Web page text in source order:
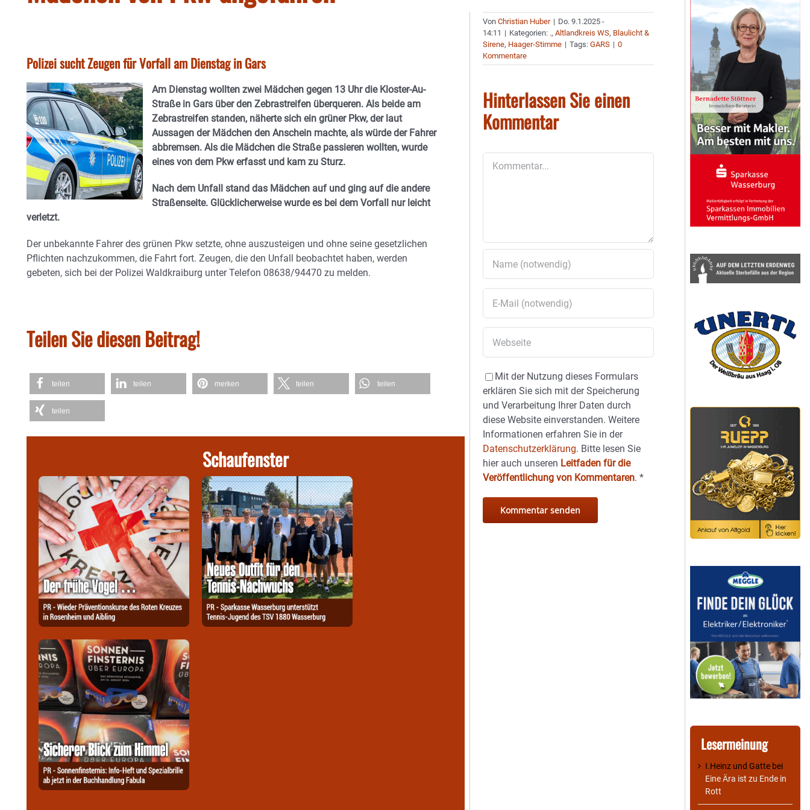
Polizei sucht Zeugen für Vorfall am Dienstag in Gars
Am Dienstag wollten zwei Mädchen gegen 13 Uhr die Kloster-Au-
Straße in Gars über den Zebrastreifen überqueren. Als beide am
Zebrastreifen standen, näherte sich ein grüner Pkw, der laut
Aussagen der Mädchen den Anschein machte, als würde der Fahrer
abbremsen. Als die Mädchen die Straße passieren wollten, wurde
eines von dem Pkw erfasst und kam zu Sturz.
Nach dem Unfall stand das Mädchen auf und ging auf die andere
Straßenseite. Glücklicherweise wurde es bei dem Vorfall nur leicht
verletzt.
Der unbekannte Fahrer des grünen Pkw setzte, ohne auszusteigen und ohne seine gesetzlichen
Pflichten nachzukommen, die Fahrt fort. Zeugen, die den Unfall beobachtet haben, werden
gebeten, sich bei der Polizei Waldkraiburg unter Telefon 08638/94470 zu melden.
Teilen Sie diesen Beitrag!
teilen teilen merken teilen teilen
teilen
Schaufenster
VonChristian Huber | Do. 9.1.2025 -
14:11 | Kategorien: .,Altlandkreis WS, Blaulicht &
Sirene, Haager-Stimme | Tags:GARS | 0
Kommentare
Hinterlassen Sie einen
Kommentar
Mit der Nutzung dieses Formulars
erklären Sie sich mit der Speicherung
und Verarbeitung Ihrer Daten durch
diese Website einverstanden. Weitere
Informationen erfahren Sie in der
Datenschutzerklärung. Bitte lesen Sie
hier auch unseren Leitfaden für die
Veröffentlichung von Kommentaren.*
Lesermeinung
I.Heinz und Gatte bei
Eine Ära ist zu Ende in
Rott